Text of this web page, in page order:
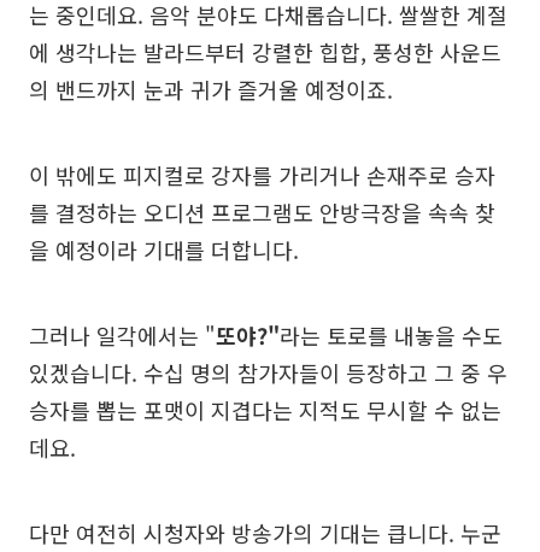
는 중인데요. 음악 분야도 다채롭습니다. 쌀쌀한 계절
에 생각나는 발라드부터 강렬한 힙합, 풍성한 사운드
의 밴드까지 눈과 귀가 즐거울 예정이죠.
이 밖에도 피지컬로 강자를 가리거나 손재주로 승자
를 결정하는 오디션 프로그램도 안방극장을 속속 찾
을 예정이라 기대를 더합니다.
그러나 일각에서는 "또야?"라는 토로를 내놓을 수도
있겠습니다. 수십 명의 참가자들이 등장하고 그 중 우
승자를 뽑는 포맷이 지겹다는 지적도 무시할 수 없는
데요.
다만 여전히 시청자와 방송가의 기대는 큽니다. 누군